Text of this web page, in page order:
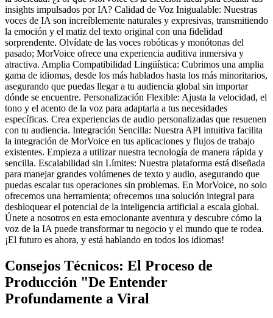
insights impulsados por IA? Calidad de Voz Inigualable: Nuestras
voces de IA son increíblemente naturales y expresivas, transmitiendo
la emoción y el matiz del texto original con una fidelidad
sorprendente. Olvídate de las voces robóticas y monótonas del
pasado; MorVoice ofrece una experiencia auditiva inmersiva y
atractiva. Amplia Compatibilidad Lingüística: Cubrimos una amplia
gama de idiomas, desde los más hablados hasta los más minoritarios,
asegurando que puedas llegar a tu audiencia global sin importar
dónde se encuentre. Personalización Flexible: Ajusta la velocidad, el
tono y el acento de la voz para adaptarla a tus necesidades
específicas. Crea experiencias de audio personalizadas que resuenen
con tu audiencia. Integración Sencilla: Nuestra API intuitiva facilita
la integración de MorVoice en tus aplicaciones y flujos de trabajo
existentes. Empieza a utilizar nuestra tecnología de manera rápida y
sencilla. Escalabilidad sin Límites: Nuestra plataforma está diseñada
para manejar grandes volúmenes de texto y audio, asegurando que
puedas escalar tus operaciones sin problemas. En MorVoice, no solo
ofrecemos una herramienta; ofrecemos una solución integral para
desbloquear el potencial de la inteligencia artificial a escala global.
Únete a nosotros en esta emocionante aventura y descubre cómo la
voz de la IA puede transformar tu negocio y el mundo que te rodea.
¡El futuro es ahora, y está hablando en todos los idiomas!
Consejos Técnicos: El Proceso de
Producción "De Entender
Profundamente a Viral